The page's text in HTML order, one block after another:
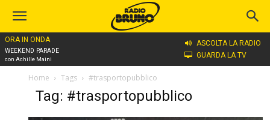
ORA IN ONDA
WEEKEND PARADE
con Achille Maini
ASCOLTA LA RADIO
GUARDA LA TV
Home Tags #trasportopubblico
Tag: #trasportopubblico